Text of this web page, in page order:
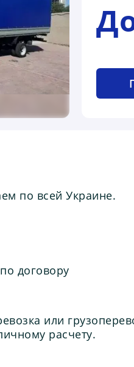
по всей Украине.
договору
или
расчету.